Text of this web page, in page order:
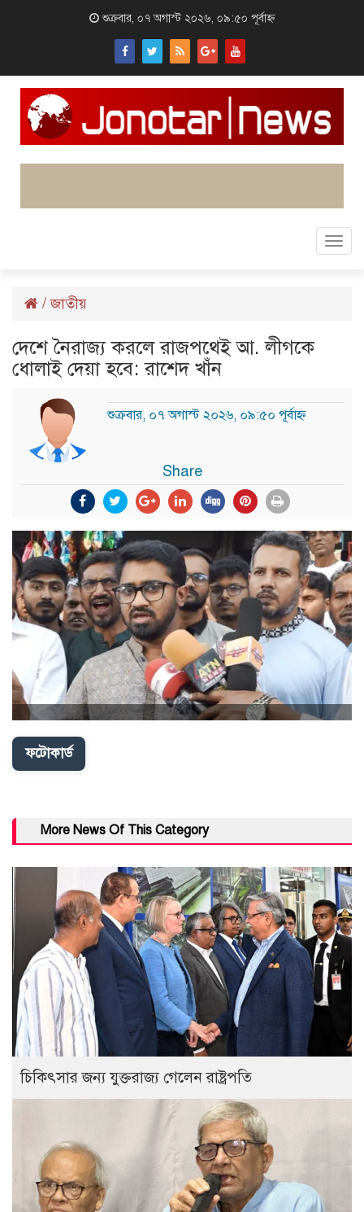
শুক্রবার, ০৭ অগাস্ট ২০২৬, ০৯:৫০ পূর্বাহ্ন
/জাতীয়
দেশে নৈরাজ্য করলে রাজপথেই আ. লীগকে
ধোলাই দেয়া হবে: রাশেদ খাঁন
শুক্রবার, ০৭ অগাস্ট ২০২৬, ০৯:৫০ পূর্বাহ্ন
Share
ফটোকার্ড
More News Of This Category
চিকিৎসার জন্য যুক্তরাজ্য গেলেন রাষ্ট্রপতি